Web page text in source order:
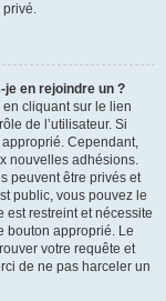
privé.
en rejoindre un ?
cliquant sur le lien
de l’utilisateur. Si
Cependant,
nouvelles adhésions.
peuvent être privés et
public, vous pouvez le
restreint et nécessite
bouton approprié. Le
votre requête et
de ne pas harceler un